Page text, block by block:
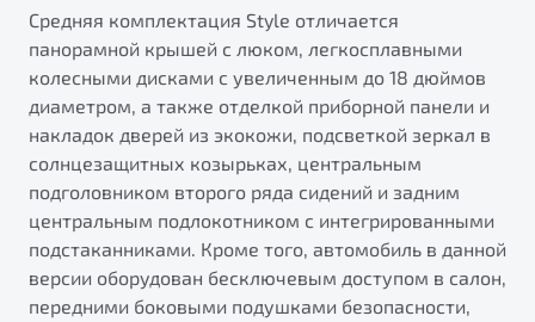
Средняя комплектация Style отличается
панорамной крышей с люком, легкосплавными
колесными дисками с увеличенным до 18 дюймов
диаметром, а также отделкой приборной панели и
накладок дверей из экокожи, подсветкой зеркал в
солнцезащитных козырьках, центральным
подголовником второго ряда сидений и задним
центральным подлокотником с интегрированными
подстаканниками. Кроме того, автомобиль в данной
версии оборудован бесключевым доступом в салон,
передними боковыми подушками безопасности,